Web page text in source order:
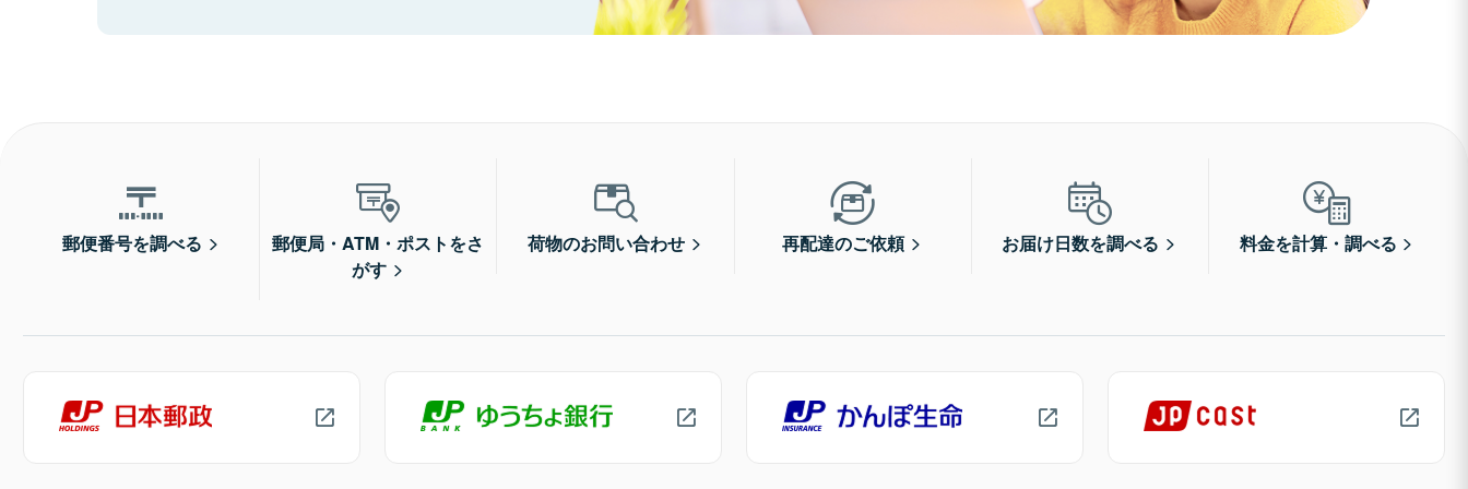
郵便番号を調べる
郵便局・ATM・ポストをさ
がす
荷物のお問い合わせ 再配達のご依頼 お届け日数を調べる 料金を計算・調べる